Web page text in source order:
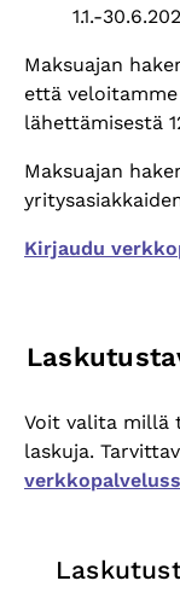
1.1.-
Maksuajan
että
lähettämisestä
Maksuajan
Kirjaudu
Voit valita millä
laskuja.